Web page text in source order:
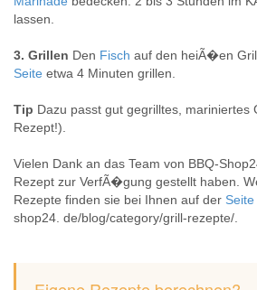
lassen.
3. Grillen Den Fisch auf den heiÃ�en
Seite etwa 4 Minuten grillen.
Tip Dazu passt gut gegrilltes,
Rezept!).
Vielen Dank an das Team von BBQ-
Rezept zur VerfÃ�gung gestellt haben.
Rezepte finden sie bei Ihnen auf der Seite
shop24. de/blog/category/grill-rezepte/.